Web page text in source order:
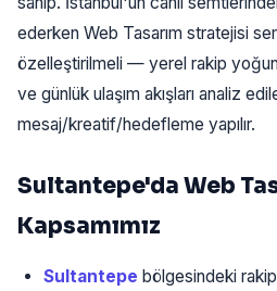
ederken Web Tasarım stratejisi
özelleştirilmeli — yerel rakip
ve günlük ulaşım akışları analiz
mesaj/kreatif/hedefleme yapılır.
Sultantepe'da Web
Kapsamımız
Sultantepe bölgesindeki